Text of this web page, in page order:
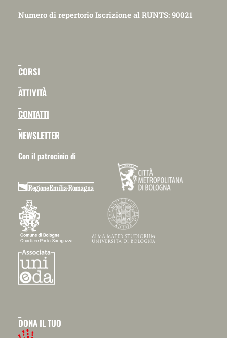
Numero di repertorio Iscrizione al RUNTS: 90021
CORSI
ATTIVITÀ
CONTATTI
NEWSLETTER
Con il patrocinio di
DONA IL TUO